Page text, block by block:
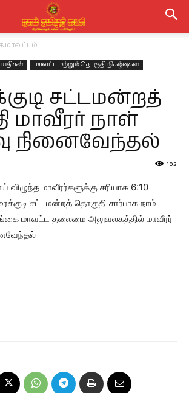
மாவட்டம்
மாவட்ட மற்றும் தொகுதி நிகழ்வுகள்
சட்டமன்றத்
மாவீரர் நாள்
நினைவேந்தல்
102
மாவீரர்களுக்கு சரியாக 6:10
சட்டமன்றத் தொகுதி சார்பாக நாம்
மாவட்ட தலைமை அலுவலகத்தில் மாவீரர்